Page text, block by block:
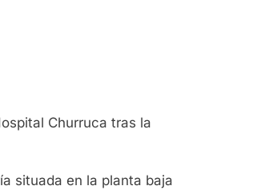
Churruca tras la
situada en la planta baja